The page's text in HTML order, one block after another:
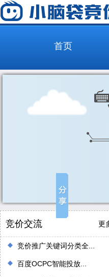
首页
竞价交流 更
竞价推广关键词分类全...
百度OCPC智能投放...